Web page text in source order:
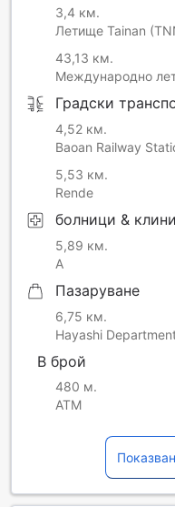
3,4 км.
Летище Tainan
43,13 км.
Международно
Градски
4,52 км.
Baoan Railway
5,53 км.
Rende
болници &
5,89 км.
A
Пазаруване
6,75 км.
Hayashi
В брой
480 м.
ATM